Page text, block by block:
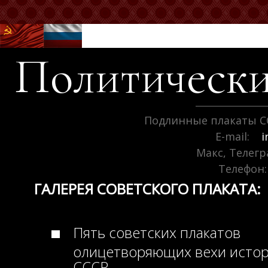
Подлинные плакаты
E-mail:
Макс,
Телефон:
ГАЛЕРЕЯ СОВЕТСКОГО ПЛАКАТА:
Пять советских плакатов
олицетворяющих вехи
СССР